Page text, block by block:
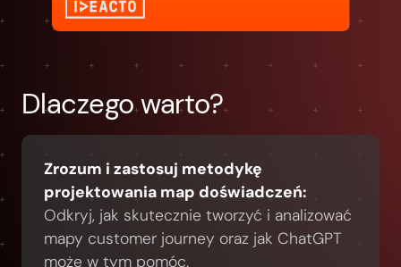
Dlaczego warto?
Zrozum i zastosuj metodykę
projektowania map doświadczeń:
Odkryj, jak skutecznie tworzyć i analizować
mapy customer journey oraz jak ChatGPT
może w tym pomóc.